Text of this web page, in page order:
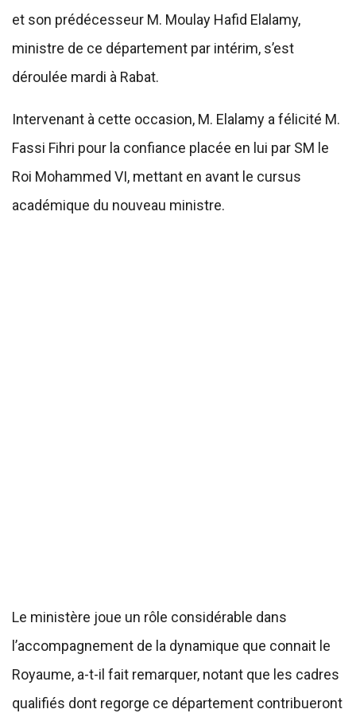
et son prédécesseur M. Moulay Hafid Elalamy,
ministre de ce département par intérim, s’est
déroulée mardi à Rabat.
Intervenant à cette occasion, M. Elalamy a félicité M.
Fassi Fihri pour la confiance placée en lui par SM le
Roi Mohammed VI, mettant en avant le cursus
académique du nouveau ministre.
Le ministère joue un rôle considérable dans
l’accompagnement de la dynamique que connait le
Royaume, a-t-il fait remarquer, notant que les cadres
qualifiés dont regorge ce département contribueront